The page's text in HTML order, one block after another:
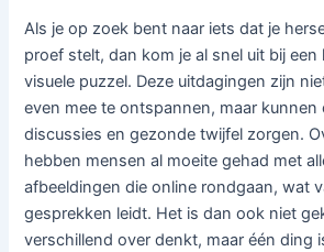
Als je op zoek bent naar iets dat je
proef stelt, dan kom je al snel uit bij een
visuele puzzel. Deze uitdagingen zijn
even mee te ontspannen, maar
discussies en gezonde twijfel zorgen.
hebben mensen al moeite gehad met
afbeeldingen die online rondgaan, wat
gesprekken leidt. Het is dan ook niet
verschillend over denkt, maar één ding